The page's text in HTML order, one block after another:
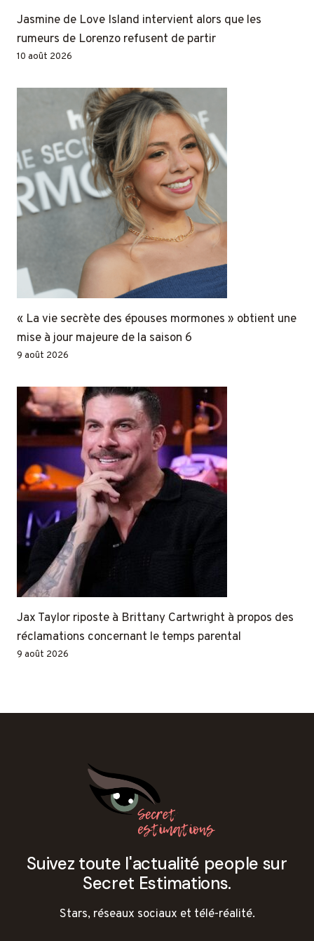
Jasmine de Love Island intervient alors que les
rumeurs de Lorenzo refusent de partir
10 août 2026
« La vie secrète des épouses mormones » obtient une
mise à jour majeure de la saison 6
9 août 2026
Jax Taylor riposte à Brittany Cartwright à propos des
réclamations concernant le temps parental
9 août 2026
Suivez toute l'actualité people sur
Secret Estimations.
Stars, réseaux sociaux et télé-réalité.